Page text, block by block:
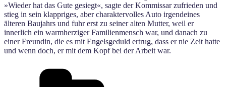
»Wieder hat das Gute gesiegt«, sagte der Kommissar zufrieden und
stieg in sein klappriges, aber charaktervolles Auto irgendeines
älteren Baujahrs und fuhr erst zu seiner alten Mutter, weil er
innerlich ein warmherziger Familienmensch war, und danach zu
einer Freundin, die es mit Engelsgeduld ertrug, dass er nie Zeit hatte
und wenn doch, er mit dem Kopf bei der Arbeit war.